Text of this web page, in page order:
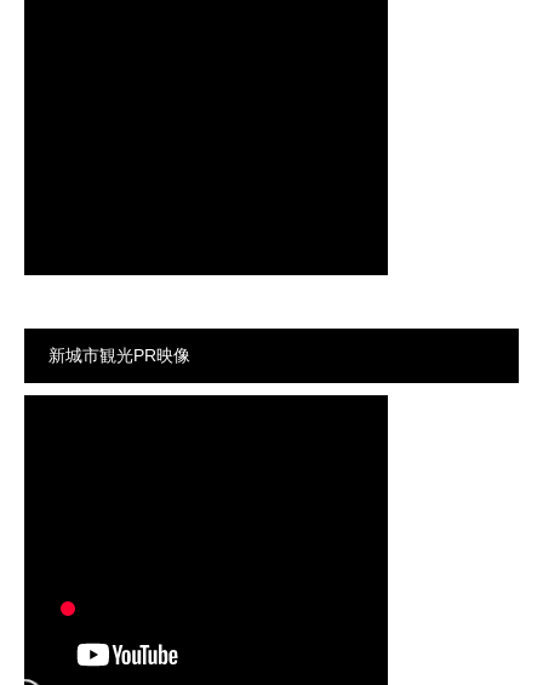
新城市観光PR映像